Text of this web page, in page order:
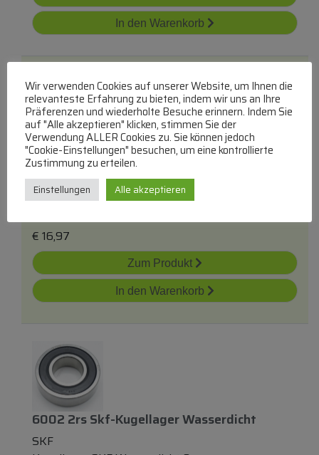
In den Warenkorb
6204-2rs Skf-Kugellager Wasserdicht
Kugellager SKF Wasserdicht 2rs
€ 16,97
Zum Produkt
In den Warenkorb
6002 2rs Skf-Kugellager Wasserdicht
SKF
Wir verwenden Cookies auf unserer Website, um Ihnen die
relevanteste Erfahrung zu bieten, indem wir uns an Ihre
Präferenzen und wiederholte Besuche erinnern. Indem Sie
auf "Alle akzeptieren" klicken, stimmen Sie der
Verwendung ALLER Cookies zu. Sie können jedoch
"Cookie-Einstellungen" besuchen, um eine kontrollierte
Zustimmung zu erteilen.
Einstellungen Alle akzeptieren